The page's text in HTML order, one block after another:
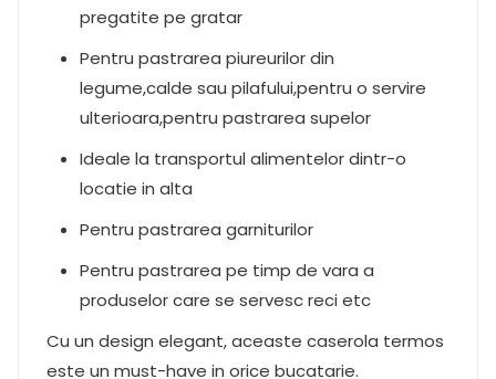
pregatite pe gratar
Pentru pastrarea piureurilor din
legume,calde sau pilafului,pentru o servire
ulterioara,pentru pastrarea supelor
Ideale la transportul alimentelor dintr-o
locatie in alta
Pentru pastrarea garniturilor
Pentru pastrarea pe timp de vara a
produselor care se servesc reci etc
Cu un design elegant, aceaste caserola termos
este un must-have in orice bucatarie.